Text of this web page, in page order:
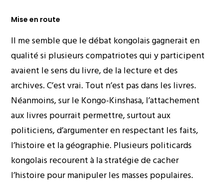
Mise en route
Il me semble que le débat kongolais gagnerait en
qualité si plusieurs compatriotes qui y participent
avaient le sens du livre, de la lecture et des
archives. C’est vrai. Tout n’est pas dans les livres.
Néanmoins, sur le Kongo-Kinshasa, l’attachement
aux livres pourrait permettre, surtout aux
politiciens, d’argumenter en respectant les faits,
l’histoire et la géographie. Plusieurs politicards
kongolais recourent à la stratégie de cacher
l’histoire pour manipuler les masses populaires.